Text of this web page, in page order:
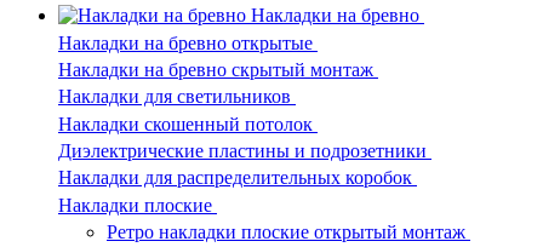
Накладки на бревно
Накладки на бревно открытые
Накладки на бревно скрытый монтаж
Накладки для светильников
Накладки скошенный потолок
Диэлектрические пластины и подрозетники
Накладки для распределительных коробок
Накладки плоские
Ретро накладки плоские открытый монтаж